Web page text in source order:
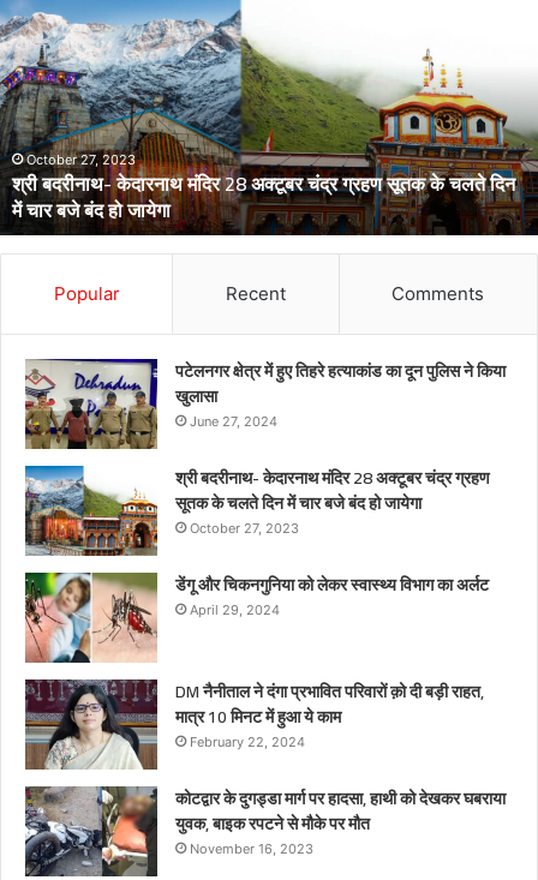
और
चिकनगुनिया
को
लेकर
स्वास्थ्य
विभाग
का
अर्लटApril 29, 2024
डेंगू और चिकनगुनिया को लेकर स्वास्थ्य विभाग का अर्लट
Popular Recent Comments
पटेलनगर क्षेत्र में हुए तिहरे हत्याकांड का दून पुलिस ने किया
खुलासा
June 27, 2024
श्री बदरीनाथ- केदारनाथ मंदिर 28 अक्टूबर चंद्र ग्रहण
सूतक के चलते दिन में चार बजे बंद हो जायेगा
October 27, 2023
डेंगू और चिकनगुनिया को लेकर स्वास्थ्य विभाग का अर्लट
April 29, 2024
DM नैनीताल ने दंगा प्रभावित परिवारों क़ो दी बड़ी राहत,
मात्र 10 मिनट में हुआ ये काम
February 22, 2024
कोटद्वार के दुगड्डा मार्ग पर हादसा, हाथी को देखकर घबराया
युवक, बाइक रपटने से मौके पर मौत
November 16, 2023